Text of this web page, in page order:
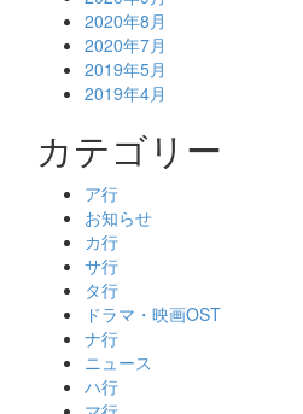
2020年8月
2020年7月
2019年5月
2019年4月
カテゴリー
ア行
お知らせ
カ行
サ行
タ行
ドラマ・映画OST
ナ行
ニュース
ハ行